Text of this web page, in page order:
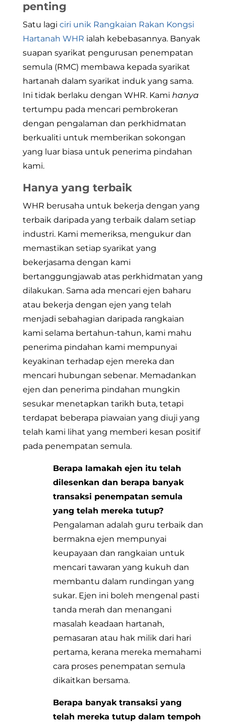
penting
Satu lagi ciri unik Rangkaian Rakan Kongsi
Hartanah WHR ialah kebebasannya. Banyak
suapan syarikat pengurusan penempatan
semula (RMC) membawa kepada syarikat
hartanah dalam syarikat induk yang sama.
Ini tidak berlaku dengan WHR. Kami hanya
tertumpu pada mencari pembrokeran
dengan pengalaman dan perkhidmatan
berkualiti untuk memberikan sokongan
yang luar biasa untuk penerima pindahan
kami.
Hanya yang terbaik
WHR berusaha untuk bekerja dengan yang
terbaik daripada yang terbaik dalam setiap
industri. Kami memeriksa, mengukur dan
memastikan setiap syarikat yang
bekerjasama dengan kami
bertanggungjawab atas perkhidmatan yang
dilakukan. Sama ada mencari ejen baharu
atau bekerja dengan ejen yang telah
menjadi sebahagian daripada rangkaian
kami selama bertahun-tahun, kami mahu
penerima pindahan kami mempunyai
keyakinan terhadap ejen mereka dan
mencari hubungan sebenar. Memadankan
ejen dan penerima pindahan mungkin
sesukar menetapkan tarikh buta, tetapi
terdapat beberapa piawaian yang diuji yang
telah kami lihat yang memberi kesan positif
pada penempatan semula.
Berapa lamakah ejen itu telah
dilesenkan dan berapa banyak
transaksi penempatan semula
yang telah mereka tutup?
Pengalaman adalah guru terbaik dan
bermakna ejen mempunyai
keupayaan dan rangkaian untuk
mencari tawaran yang kukuh dan
membantu dalam rundingan yang
sukar. Ejen ini boleh mengenal pasti
tanda merah dan menangani
masalah keadaan hartanah,
pemasaran atau hak milik dari hari
pertama, kerana mereka memahami
cara proses penempatan semula
dikaitkan bersama.
Berapa banyak transaksi yang
telah mereka tutup dalam tempoh